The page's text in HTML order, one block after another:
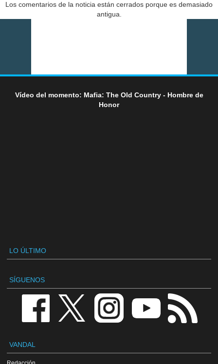
Los comentarios de la noticia están cerrados porque es demasiado
antigua.
Vídeo del momento: Mafia: The Old Country - Hombre de
Honor
LO ÚLTIMO
SÍGUENOS
VANDAL